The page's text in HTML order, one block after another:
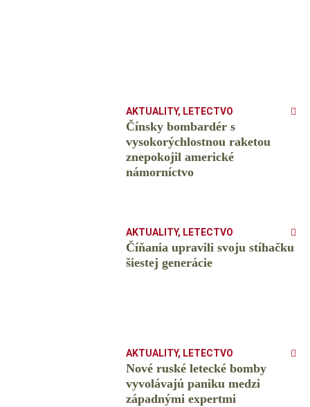
AKTUALITY, LETECTVO
Čínsky bombardér s
vysokorýchlostnou raketou
znepokojil americké
námorníctvo
AKTUALITY, LETECTVO
Číňania upravili svoju stíhačku
šiestej generácie
AKTUALITY, LETECTVO
Nové ruské letecké bomby
vyvolávajú paniku medzi
západnými expertmi